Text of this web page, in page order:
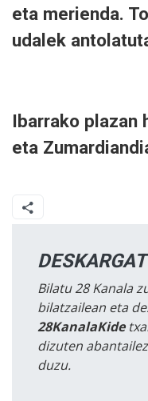
eta merienda.
udalek
Ibarrako plazan
eta
Bilatu 28 Kanala
bilatzailean eta
28KanalaKide
dizuten
duzu.